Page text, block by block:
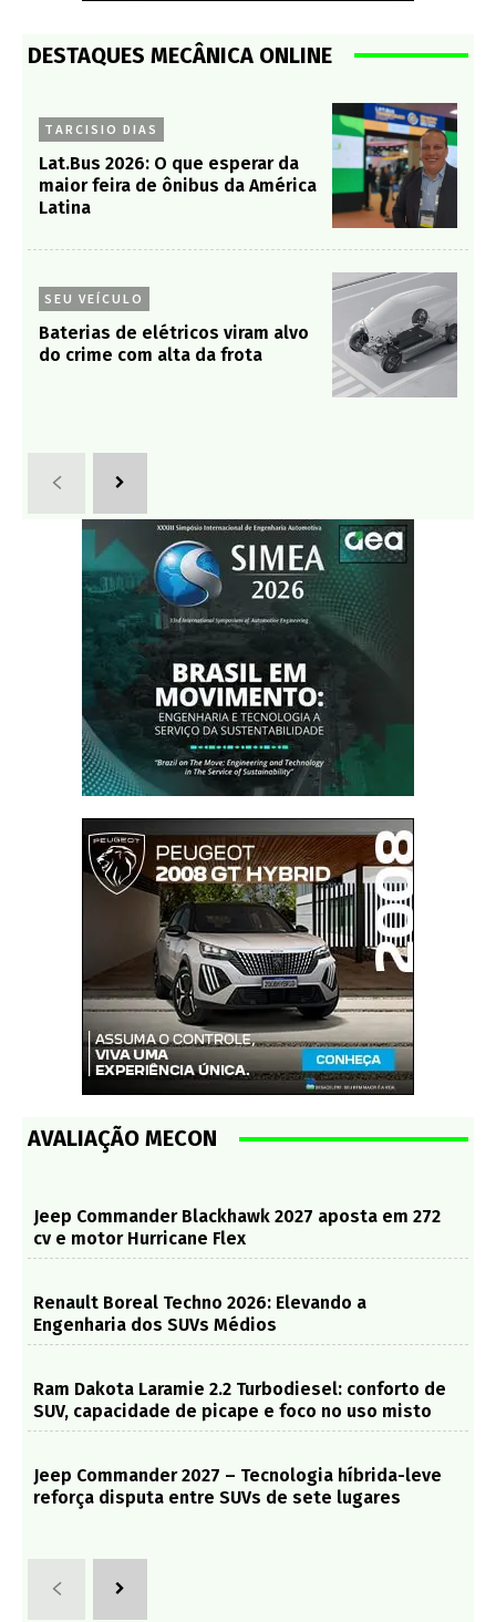
DESTAQUES MECÂNICA ONLINE
TARCISIO DIAS
Lat.Bus 2026: O que esperar da
maior feira de ônibus da América
Latina
SEU VEÍCULO
Baterias de elétricos viram alvo
do crime com alta da frota
AVALIAÇÃO MECON
Jeep Commander Blackhawk 2027 aposta em 272
cv e motor Hurricane Flex
Renault Boreal Techno 2026: Elevando a
Engenharia dos SUVs Médios
Ram Dakota Laramie 2.2 Turbodiesel: conforto de
SUV, capacidade de picape e foco no uso misto
Jeep Commander 2027 – Tecnologia híbrida-leve
reforça disputa entre SUVs de sete lugares